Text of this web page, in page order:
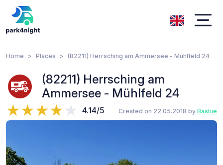
Home Places (82211) Herrsching am Ammersee - Mühlfeld 24
(82211) Herrsching am
Ammersee - Mühlfeld 24
4.14/5 Created on 22.05.2018 by Bastiie